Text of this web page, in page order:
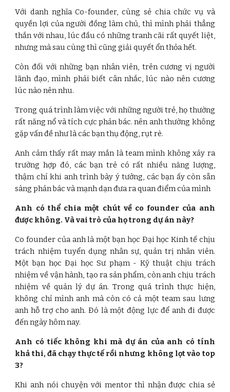
Với danh nghĩa Co-founder, cùng sẻ chia chức vụ và
quyền lợi của người đồng làm chủ, thì mình phải thẳng
thắn với nhau, lúc đầu có những tranh cãi rất quyết liệt,
nhưng mà sau cùng thì cũng giải quyết ổn thỏa hết.
Còn đối với những bạn nhân viên, trên cương vị người
lãnh đạo, mình phải biết cân nhắc, lúc nào nên cương
lúc nào nên nhu.
Trong quá trình làm việc với những người trẻ, họ thường
rất năng nổ và tích cực phản bác. nên anh thường không
gặp vấn đề như là các bạn thụ động, rụt rè.
Anh cảm thấy rất may mắn là team mình không xảy ra
trường hợp đó, các bạn trẻ có rất nhiều năng lượng,
thậm chí khi anh trình bày ý tưởng, các bạn ấy còn sẵn
sàng phản bác và mạnh dạn đưa ra quan điểm của mình
Anh có thể chia một chút về co founder của anh
được không. Và vai trò của họ trong dự án này?
Co founder của anh là một bạn học Đại học Kinh tế chịu
trách nhiệm tuyển dụng nhân sự, quản trị nhân viên.
Một bạn học Đại học Sư phạm - Kỹ thuật chịu trách
nhiệm về vận hành, tạo ra sản phẩm, còn anh chịu trách
nhiệm về quản lý dự án. Trong quá trình thực hiện,
không chỉ mình anh mà còn có cả một team sau lưng
anh hỗ trợ cho anh. Đó là một động lực để anh đi được
đến ngày hôm nay.
Anh có tiếc không khi mà dự án của anh có tính
khả thi, đã chạy thực tế rồi nhưng không lọt vào top
3?
Khi anh nói chuyện với mentor thì nhận được chia sẻ